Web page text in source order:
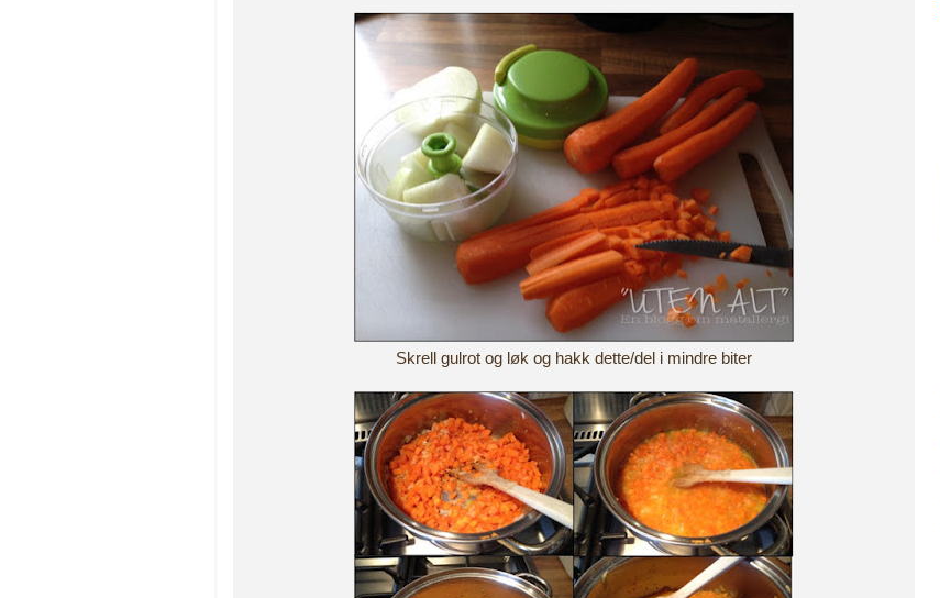
Skrell gulrot og løk og hakk dette/del i mindre biter